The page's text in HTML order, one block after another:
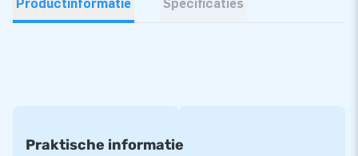
Productinformatie Specificaties
Praktische informatie